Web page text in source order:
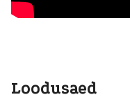
Loodusaed